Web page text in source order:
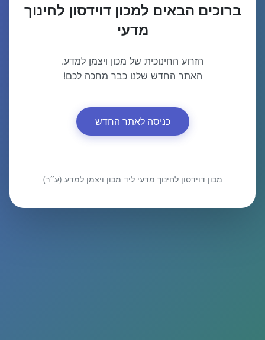
ברוכים הבאים למכון דוידסון לחינוך
מדעי
הזרוע החינוכית של מכון ויצמן למדע.
האתר החדש שלנו כבר מחכה לכם!
כניסה לאתר החדש
מכון דוידסון לחינוך מדעי ליד מכון ויצמן למדע (ע״ר)